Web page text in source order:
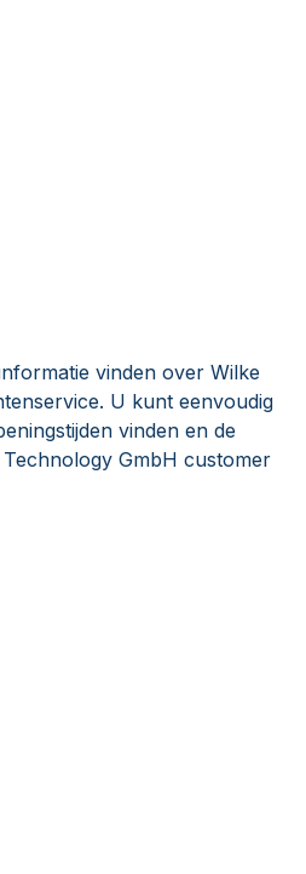
vinden over Wilke
U kunt eenvoudig
vinden en de
GmbH customer